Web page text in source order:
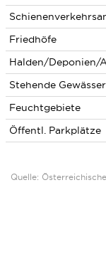
Friedhöfe
Halden/Deponien/
Stehende Gewässer
Feuchtgebiete
Öffentl. Parkplätze
Quelle: